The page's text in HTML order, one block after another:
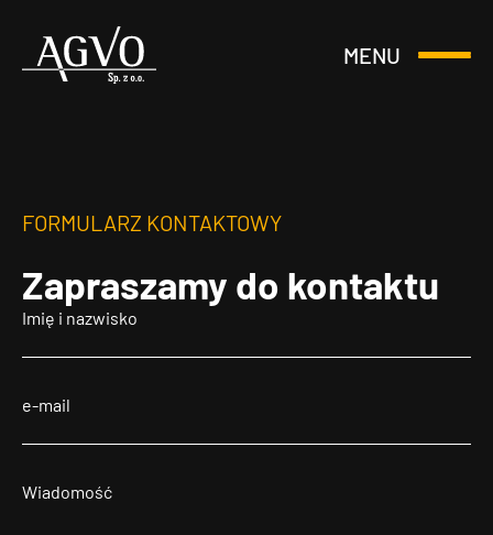
Header
MENU
Otwórz
FORMULARZ KONTAKTOWY
Zapraszamy do kontaktu